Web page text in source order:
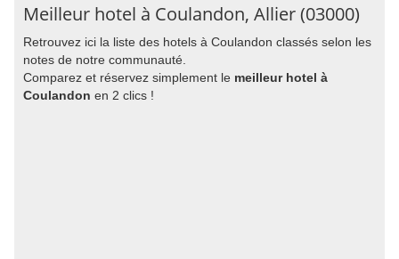
Meilleur hotel à Coulandon, Allier (03000)
Retrouvez ici la liste des hotels à Coulandon classés selon les
notes de notre communauté.
Comparez et réservez simplement le meilleur hotel à
Coulandon en 2 clics !